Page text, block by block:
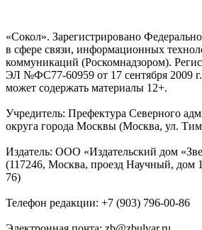
«Сокол». Зарегистрировано
в сфере связи, информационных
коммуникаций (Роскомнадзором).
ЭЛ №ФС77-60959 от 17 сентября 2009
может содержать материалы 12+.
Учредитель: Префектура Северного
округа города Москвы (Москва, ул.
Издатель: ООО «Издательский дом
(117246, Москва, проезд Научный, дом
76)
Телефон редакции: +7 (903) 796-00-86